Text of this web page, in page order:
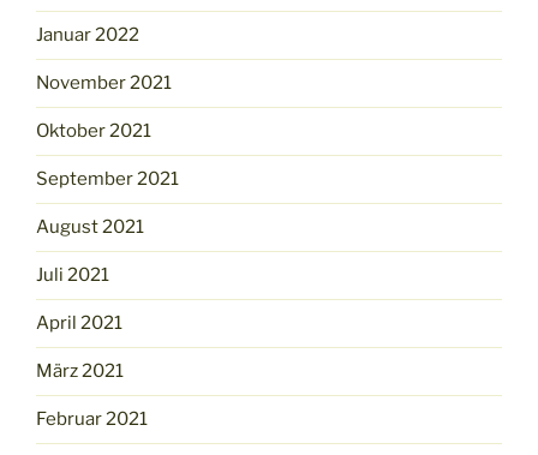
Januar 2022
November 2021
Oktober 2021
September 2021
August 2021
Juli 2021
April 2021
März 2021
Februar 2021